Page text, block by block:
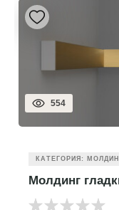
554
КАТЕГОРИЯ:
Молдинг